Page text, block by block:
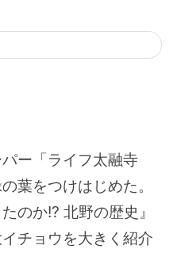
ー「ライフ太融寺
葉をつけはじめた。
のか!? 北野の歴史』
チョウを大きく紹介